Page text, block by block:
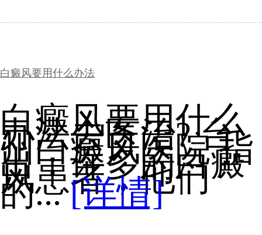
白癜风要用什么办法
白癜风要用什么
办法去医治? 台
州白癜风医院 指
出：许多的白癜
风患者，他们
的...[详情]